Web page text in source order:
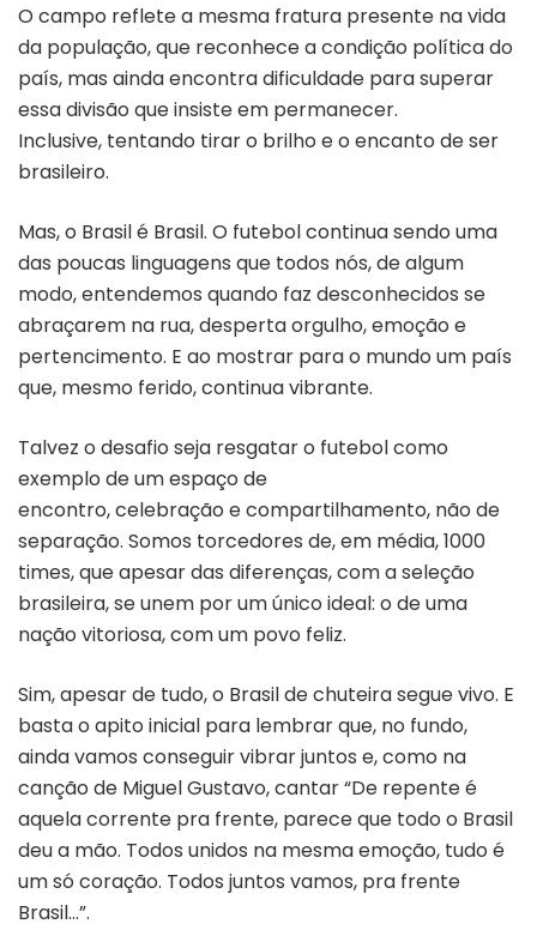
O campo reflete a mesma fratura presente na vida
da população, que reconhece a condição política do
país, mas ainda encontra dificuldade para superar
essa divisão que insiste em permanecer.
Inclusive, tentando tirar o brilho e o encanto de ser
brasileiro.
Mas, o Brasil é Brasil. O futebol continua sendo uma
das poucas linguagens que todos nós, de algum
modo, entendemos quando faz desconhecidos se
abraçarem na rua, desperta orgulho, emoção e
pertencimento. E ao mostrar para o mundo um país
que, mesmo ferido, continua vibrante.
Talvez o desafio seja resgatar o futebol como
exemplo de um espaço de
encontro, celebração e compartilhamento, não de
separação. Somos torcedores de, em média, 1000
times, que apesar das diferenças, com a seleção
brasileira, se unem por um único ideal: o de uma
nação vitoriosa, com um povo feliz.
Sim, apesar de tudo, o Brasil de chuteira segue vivo. E
basta o apito inicial para lembrar que, no fundo,
ainda vamos conseguir vibrar juntos e, como na
canção de Miguel Gustavo, cantar “De repente é
aquela corrente pra frente, parece que todo o Brasil
deu a mão. Todos unidos na mesma emoção, tudo é
um só coração. Todos juntos vamos, pra frente
Brasil…”.